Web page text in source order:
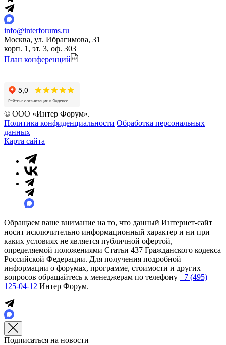
info@interforums.ru
Москва, ул. Ибрагимова, 31
корп. 1, эт. 3, оф. 303
План конференций
© ООО «Интер Форум».
Политика конфиденциальности Обработка персональных
данных
Карта сайта
Обращаем ваше внимание на то, что данный Интернет-сайт
носит исключительно информационный характер и ни при
каких условиях не является публичной офертой,
определяемой положениями Статьи 437 Гражданского кодекса
Российской Федерации. Для получения подробной
информации о форумах, программе, стоимости и других
вопросов обращайтесь к менеджерам по телефону +7 (495)
125-04-12 Интер Форум.
Подписаться на новости